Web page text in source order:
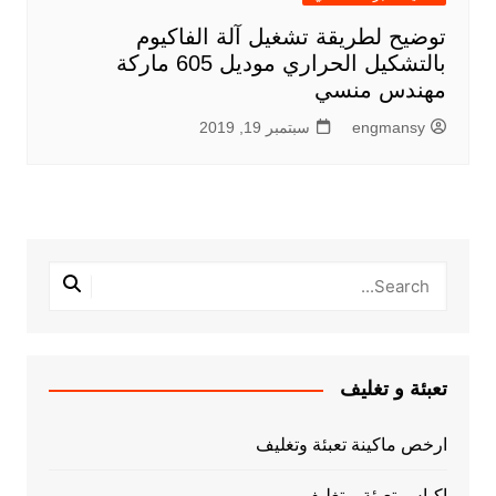
توضيح لطريقة تشغيل آلة الفاكيوم
بالتشكيل الحراري موديل 605 ماركة
مهندس منسي
engmansy سبتمبر 19, 2019
تعبئة و تغليف
ارخص ماكينة تعبئة وتغليف